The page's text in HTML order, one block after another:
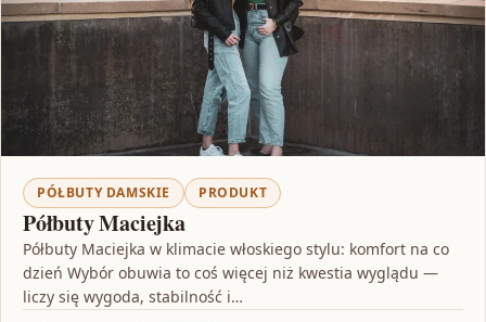
PÓŁBUTY DAMSKIE PRODUKT
Półbuty Maciejka
Półbuty Maciejka w klimacie włoskiego stylu: komfort na co
dzień Wybór obuwia to coś więcej niż kwestia wyglądu —
liczy się wygoda, stabilność i…